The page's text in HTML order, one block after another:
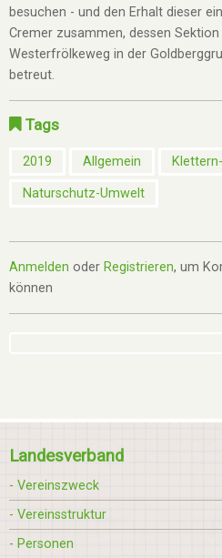
besuchen - und den Erhalt dieser
Cremer zusammen, dessen
Westerfrölkeweg in der
betreut.
Tags
2019 Allgemein
Naturschutz-Umwelt
Anmelden oder Registrieren, um
können
Landesverband
- Vereinszweck
- Vereinsstruktur
- Personen